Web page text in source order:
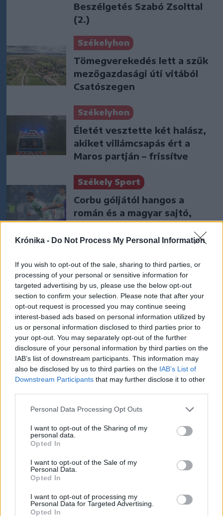
Krónika - Do Not Process My Personal Information
If you wish to opt-out of the sale, sharing to third parties, or
processing of your personal or sensitive information for
targeted advertising by us, please use the below opt-out
section to confirm your selection. Please note that after your
opt-out request is processed you may continue seeing
interest-based ads based on personal information utilized by
us or personal information disclosed to third parties prior to
your opt-out. You may separately opt-out of the further
disclosure of your personal information by third parties on the
IAB’s list of downstream participants. This information may
also be disclosed by us to third parties on the IAB’s List of
Downstream Participants that may further disclose it to other
Personal Data Processing Opt Outs
I want to opt-out of the Sharing of my
personal data.
Opted In
I want to opt-out of the Sale of my
Personal Data.
Opted In
I want to opt-out of processing my
Personal Data for Targeted Advertising.
Opted In
Beszélgetés Szabó Zsolttal
(2.)
Székelyhon
Tömegverekedés lett a szűk
mezőgazdasági úti vitából
Csatószegen
Székelyhon
Életét vesztette két halász,
akiket villámcsapás ért a
Maros partján – frissítve
Székely Sport
Corbu góljától hangos a
román és a magyar sajtó,
válogatott meghívót
sürgetnek
Nőileg
Sándor Ella: Na, indíts, s
menjünk!
A rovat további cikkei